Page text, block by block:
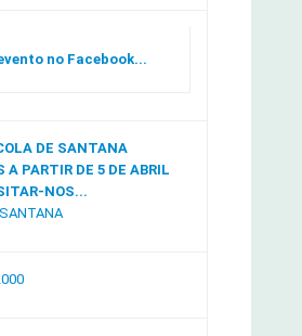
no Facebook...
DE SANTANA
A PARTIR DE 5 DE ABRIL
NOS...